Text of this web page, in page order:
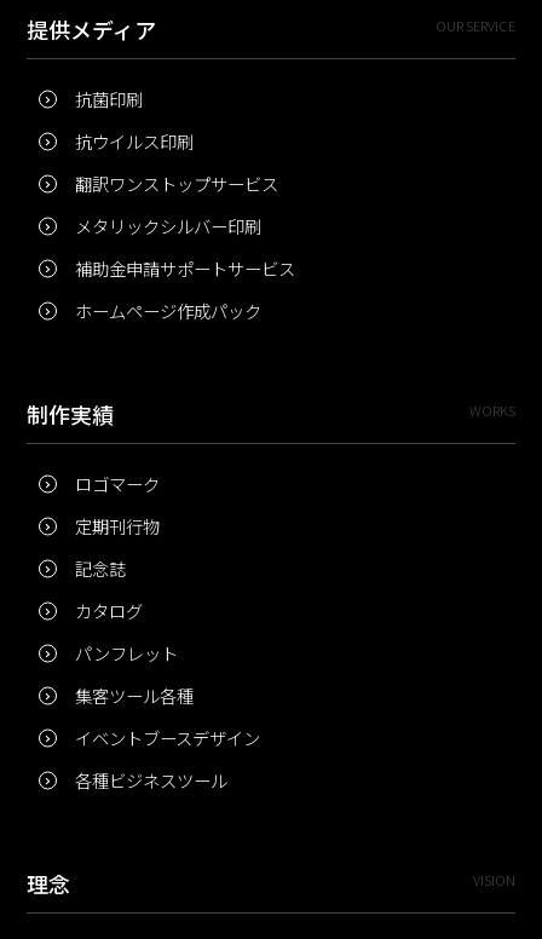
提供メディア OUR SERVICE
抗菌印刷
抗ウイルス印刷
翻訳ワンストップサービス
メタリックシルバー印刷
補助金申請サポートサービス
ホームページ作成パック
制作実績 WORKS
ロゴマーク
定期刊行物
記念誌
カタログ
パンフレット
集客ツール各種
イベントブースデザイン
各種ビジネスツール
理念 VISION